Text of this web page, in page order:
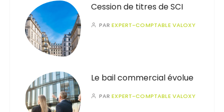
Cession de titres de SCI
PAREXPERT-COMPTABLE VALOXY
Le bail commercial évolue
PAREXPERT-COMPTABLE VALOXY